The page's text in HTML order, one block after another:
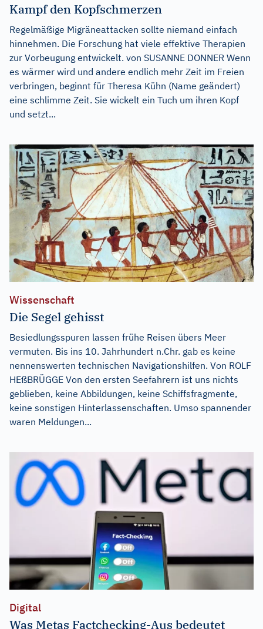
Kampf den Kopfschmerzen
Regelmäßige Migräneattacken sollte niemand einfach
hinnehmen. Die Forschung hat viele effektive Therapien
zur Vorbeugung entwickelt. von SUSANNE DONNER Wenn
es wärmer wird und andere endlich mehr Zeit im Freien
verbringen, beginnt für Theresa Kühn (Name geändert)
eine schlimme Zeit. Sie wickelt ein Tuch um ihren Kopf
und setzt...
Wissenschaft
Die Segel gehisst
Besiedlungsspuren lassen frühe Reisen übers Meer
vermuten. Bis ins 10. Jahrhundert n.Chr. gab es keine
nennenswerten technischen Navigationshilfen. Von ROLF
HEßBRÜGGE Von den ersten Seefahrern ist uns nichts
geblieben, keine Abbildungen, keine Schiffsfragmente,
keine sonstigen Hinterlassenschaften. Umso spannender
waren Meldungen...
Digital
Was Metas Factchecking-Aus bedeutet